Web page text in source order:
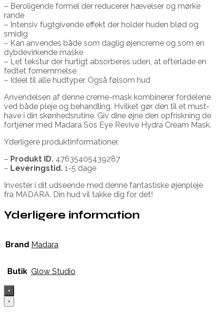
– Beroligende formel der reducerer hævelser og mørke
rande
– Intensiv fugtgivende effekt der holder huden blød og
smidig
– Kan anvendes både som daglig øjencreme og som en
dybdevirkende maske
– Let tekstur der hurtigt absorberes uden, at efterlade en
fedtet fornemmelse
– Ideel til alle hudtyper. Også følsom hud
Anvendelsen af denne creme-mask kombinerer fordelene
ved både pleje og behandling. Hvilket gør den til et must-
have i din skønhedsrutine. Giv dine øjne den opfriskning de
fortjener med Madara Sos Eye Revive Hydra Cream Mask.
Yderligere produktinformationer.
– Produkt ID. 47635405439287
– Leveringstid. 1-5 dage
Investér i dit udseende med denne fantastiske øjenpleje
fra MADARA. Din hud vil takke dig for det!
Yderligere information
Brand Madara
Butik Glow Studio
×
×